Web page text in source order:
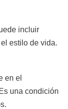
incluir
estilo de vida.
en el
una condición